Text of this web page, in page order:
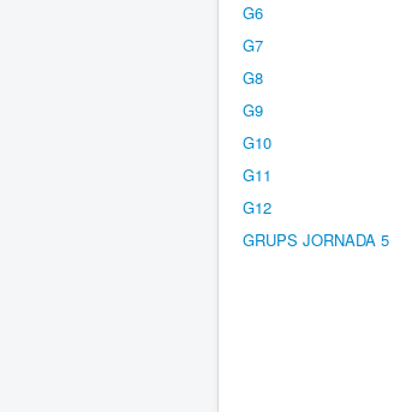
G6
G7
G8
G9
G10
G11
G12
GRUPS JORNADA 5